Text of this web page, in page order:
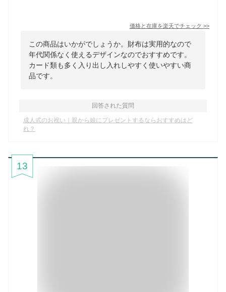
価格と在庫を楽天でチェック >>
この商品はいかがでしょうか。財布は実用的なので
年代関係なく使えるデザインなのでおすすめです。
カード類も多く入り出し入れしやすく使いやすい商
品です。
回答された質問
成人式のお祝い｜親から娘にプレゼントするならおすすめはど
れ？
13